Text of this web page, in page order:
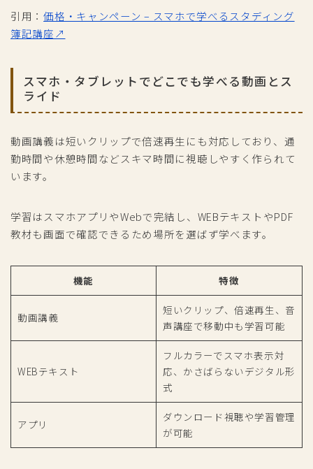
引用：価格・キャンペーン – スマホで学べるスタディング
簿記講座↗
スマホ・タブレットでどこでも学べる動画とス
ライド
動画講義は短いクリップで倍速再生にも対応しており、通
勤時間や休憩時間などスキマ時間に視聴しやすく作られて
います。
学習はスマホアプリやWebで完結し、WEBテキストやPDF
教材も画面で確認できるため場所を選ばず学べます。
機能 特徴
動画講義
短いクリップ、倍速再生、音
声講座で移動中も学習可能
WEBテキスト
フルカラーでスマホ表示対
応、かさばらないデジタル形
式
アプリ
ダウンロード視聴や学習管理
が可能